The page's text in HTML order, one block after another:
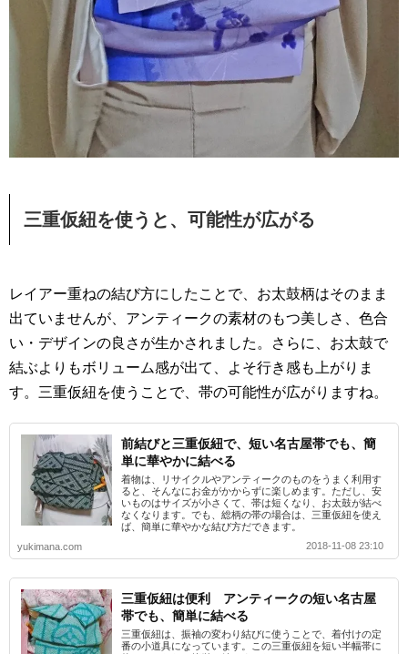
三重仮紐を使うと、可能性が広がる
レイアー重ねの結び方にしたことで、お太鼓柄はそのまま
出ていませんが、アンティークの素材のもつ美しさ、色合
い・デザインの良さが生かされました。さらに、お太鼓で
結ぶよりもボリューム感が出て、よそ行き感も上がりま
す。三重仮紐を使うことで、帯の可能性が広がりますね。
前結びと三重仮紐で、短い名古屋帯でも、簡
単に華やかに結べる
着物は、リサイクルやアンティークのものをうまく利用す
ると、そんなにお金がかからずに楽しめます。ただし、安
いものはサイズが小さくて、帯は短くなり、お太鼓が結べ
なくなります。でも、総柄の帯の場合は、三重仮紐を使え
ば、簡単に華やかな結び方だできます。
yukimana.com
2018-11-08 23:10
三重仮紐は便利 アンティークの短い名古屋
帯でも、簡単に結べる
三重仮紐は、振袖の変わり結びに使うことで、着付けの定
番の小道具になっています。この三重仮紐を短い半幅帯に